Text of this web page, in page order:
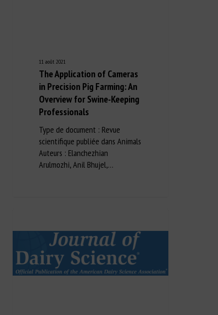
11 août 2021
The Application of Cameras
in Precision Pig Farming: An
Overview for Swine-Keeping
Professionals
Type de document : Revue
scientifique publiée dans Animals
Auteurs : Elanchezhian
Arulmozhi, Anil Bhujel,…